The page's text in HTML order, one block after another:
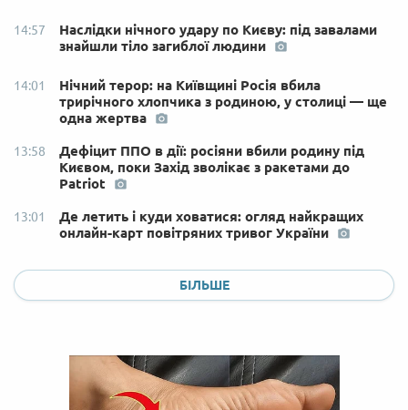
14:57
Наслідки нічного удару по Києву: під завалами
знайшли тіло загиблої людини
14:01
Нічний терор: на Київщині Росія вбила
трирічного хлопчика з родиною, у столиці — ще
одна жертва
13:58
Дефіцит ППО в дії: росіяни вбили родину під
Києвом, поки Захід зволікає з ракетами до
Patriot
13:01
Де летить і куди ховатися: огляд найкращих
онлайн-карт повітряних тривог України
БІЛЬШЕ